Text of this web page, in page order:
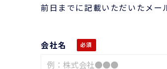
前日までに記載いただいたメー
会社名